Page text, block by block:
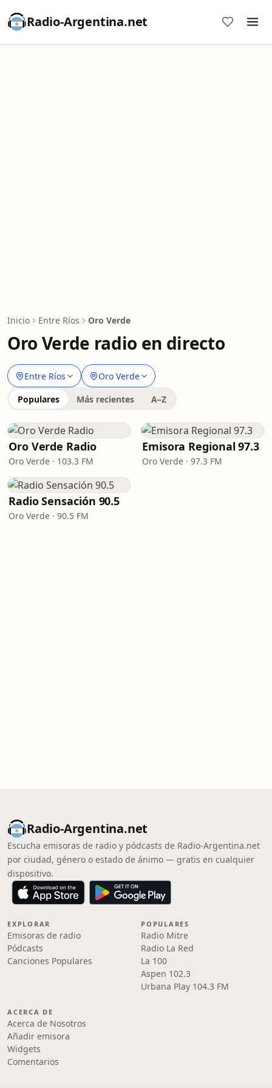
Radio-Argentina.net
Inicio Entre Ríos Oro Verde
Oro Verde radio en directo
Entre Ríos Oro Verde
Populares Más recientes A–Z
Oro Verde Radio
Oro Verde · 103.3 FM
Emisora Regional 97.3
Oro Verde · 97.3 FM
Radio Sensación 90.5
Oro Verde · 90.5 FM
Radio-Argentina.net
Escucha emisoras de radio y pódcasts de Radio-Argentina.net
por ciudad, género o estado de ánimo — gratis en cualquier
dispositivo.
EXPLORAR
Emisoras de radio
Pódcasts
Canciones Populares
POPULARES
Radio Mitre
Radio La Red
La 100
Aspen 102.3
Urbana Play 104.3 FM
ACERCA DE
Acerca de Nosotros
Añadir emisora
Widgets
Comentarios